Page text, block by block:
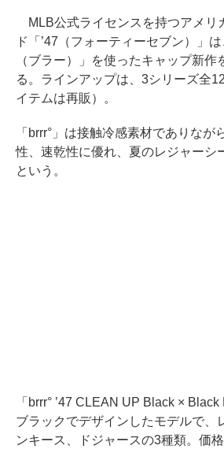
MLB公式ライセンスを持つアメリ
ド「’47（フォーティーセブン）」
（ブラー）」を使ったキャップ新作
る。ラインアップは、3シリーズ全
イテムは再販）。
「brrr°」は接触冷感素材でありなが
性、速乾性に優れ、夏のレジャーシ
という。
「brrr° ’47 CLEAN UP Black ×
ブラックでデザインしたモデルで、
ンキース、ドジャースの3種類。価格